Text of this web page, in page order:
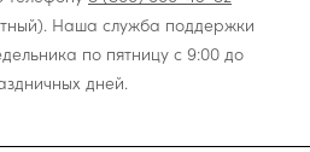
Наша служба поддержки
по пятницу с 9:00 до
дней.